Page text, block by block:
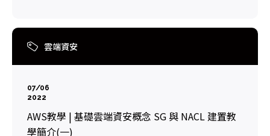
雲端資安
07/06
2022
AWS教學 | 基礎雲端資安概念 SG 與 NACL 建置教
學簡介(一)